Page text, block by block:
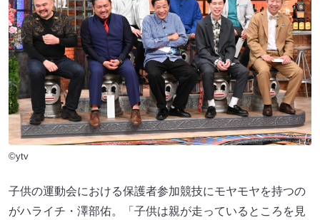
©ytv
子供の運動会における保護者参加競技にモヤモヤを持つの
がハライチ・澤部佑。「子供は親が走っているところを見